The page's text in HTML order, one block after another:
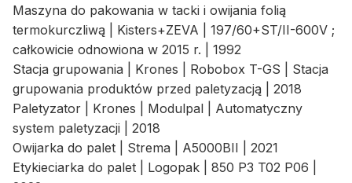
Maszyna do pakowania w tacki i owijania folią
termokurczliwą | Kisters+ZEVA | 197/60+ST/II-600V ;
całkowicie odnowiona w 2015 r. | 1992
Stacja grupowania | Krones | Robobox T-GS | Stacja
grupowania produktów przed paletyzacją | 2018
Paletyzator | Krones | Modulpal | Automatyczny
system paletyzacji | 2018
Owijarka do palet | Strema | A5000BII | 2021
Etykieciarka do palet | Logopak | 850 P3 T02 P06 |